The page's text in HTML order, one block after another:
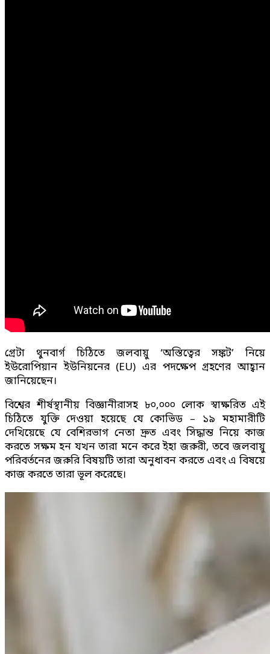
গ্রেটা থুনবার্গ চিঠিতে জলবায়ু ‘অস্তিত্বের সঙ্কট’ নিয়ে
ইউরোপিয়ান ইউনিয়নের (EU) এর পদক্ষেপ গ্রহণের আহ্বান
জানিয়েছেন।
বিশ্বের শীর্ষস্থানীয় বিজ্ঞানীরাসহ ৮০,০০০ লোক স্বাক্ষরিত এই
চিঠিতে যুক্তি দেওয়া হয়েছে যে কোভিড – ১৯ মহামারীটি
দেখিয়েছে যে বেশিরভাগ নেতা দ্রুত এবং সিদ্ধান্ত নিয়ে কাজ
করতে সক্ষম হন যখন তারা মনে করে ইহা জরুরী, তবে জলবায়ু
পরিবর্তনের জরুরি বিষয়টি তারা অনুধাবন করতে এবং এ বিষয়ে
কাজ করতে তারা ভূল করেছে।